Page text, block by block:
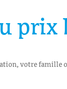
prix
votre famille